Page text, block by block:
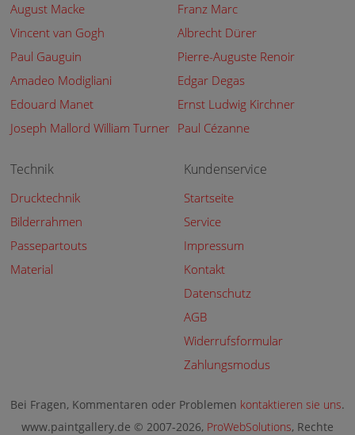
August Macke
Franz Marc
Vincent van Gogh
Albrecht Dürer
Paul Gauguin
Pierre-Auguste Renoir
Amadeo Modigliani
Edgar Degas
Edouard Manet
Ernst Ludwig Kirchner
Joseph Mallord William Turner Paul Cézanne
Technik
Drucktechnik
Bilderrahmen
Passepartouts
Material
Kundenservice
Startseite
Service
Impressum
Kontakt
Datenschutz
AGB
Widerrufsformular
Zahlungsmodus
Bei Fragen, Kommentaren oder Problemen kontaktieren sie uns.
www.paintgallery.de © 2007-2026, ProWebSolutions, Rechte